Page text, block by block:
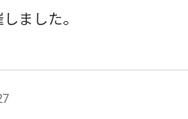
ました。